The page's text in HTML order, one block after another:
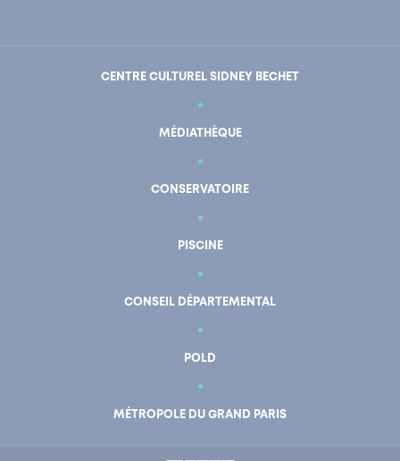
CENTRE CULTUREL SIDNEY BECHET
MÉDIATHÈQUE
CONSERVATOIRE
PISCINE
CONSEIL DÉPARTEMENTAL
POLD
MÉTROPOLE DU GRAND PARIS
En un clic Mon compte